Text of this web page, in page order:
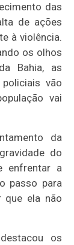
das
de ações
à violência.
os olhos
Bahia, as
vão
vai
da
do
enfrentar a
passo para
que ela não
os